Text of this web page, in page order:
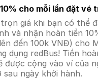
cho mỗi lần đặt vé
giá khi bạn có thể
và nhận hoàn tiền
đến 100k VNĐ) cho
dụng redBus! Tiền
được cộng vào ví của
ngày khởi hành.